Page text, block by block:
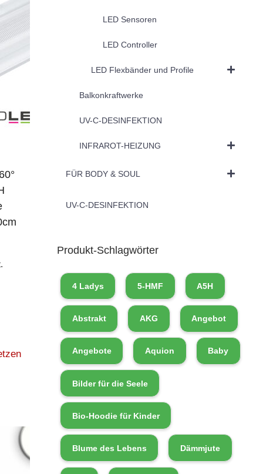
LED Sensoren
LED Controller
LED Flexbänder und Profile
Balkonkraftwerke
UV-C-DESINFEKTION
INFRAROT-HEIZUNG
FÜR BODY & SOUL
UV-C-DESINFEKTION
Produkt-Schlagwörter
4 Ladys 5-HMF A5H
Abstrakt AKG Angebot
Angebote Aquion Baby
Bilder für die Seele
Bio-Hoodie für Kinder
Blume des Lebens Dämmjute